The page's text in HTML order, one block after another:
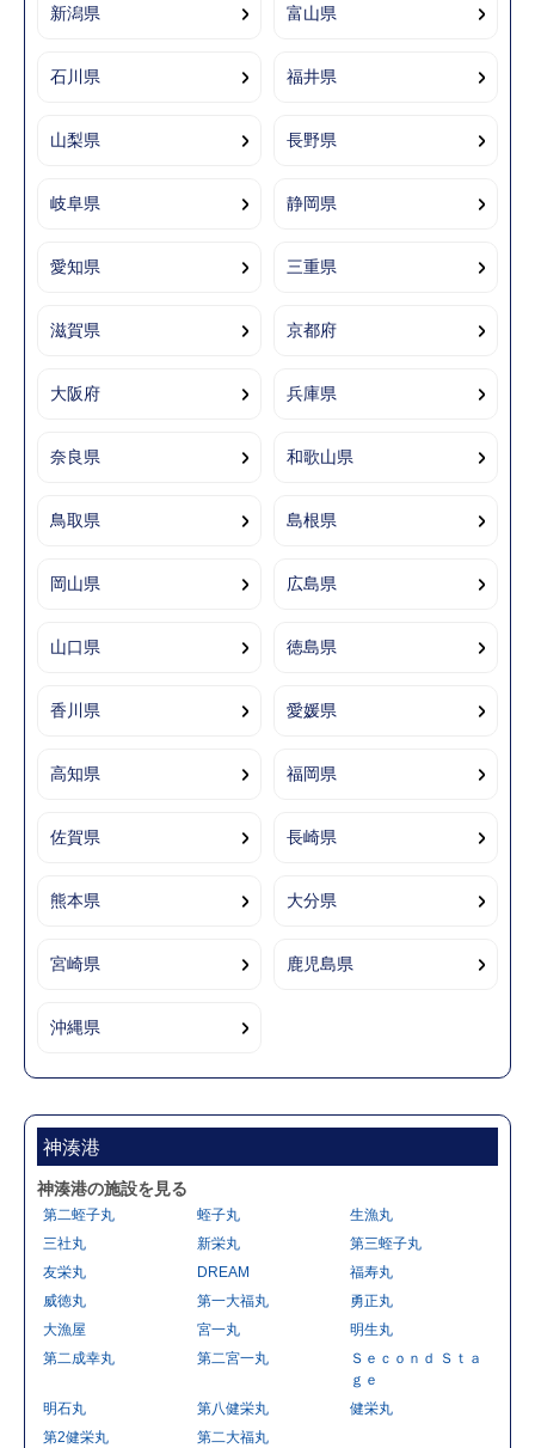
新潟県 富山県
石川県 福井県
山梨県 長野県
岐阜県 静岡県
愛知県 三重県
滋賀県 京都府
大阪府 兵庫県
奈良県 和歌山県
鳥取県 島根県
岡山県 広島県
山口県 徳島県
香川県 愛媛県
高知県 福岡県
佐賀県 長崎県
熊本県 大分県
宮崎県 鹿児島県
沖縄県
神湊港
神湊港の施設を見る
第二蛭子丸 蛭子丸
生漁丸
三社丸
新栄丸
第三蛭子丸
友栄丸
DREAM
福寿丸
威徳丸
第一大福丸
勇正丸
大漁屋
宮一丸
明生丸
第二成幸丸
第二宮一丸
Ｓｅｃｏｎｄ Ｓｔａ
ｇｅ
明石丸
第八健栄丸
健栄丸
第2健栄丸
第二大福丸